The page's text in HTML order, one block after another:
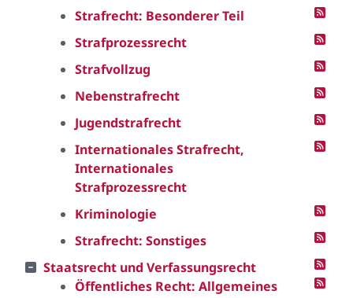
Strafrecht: Besonderer Teil
Strafprozessrecht
Strafvollzug
Nebenstrafrecht
Jugendstrafrecht
Internationales Strafrecht,
Internationales
Strafprozessrecht
Kriminologie
Strafrecht: Sonstiges
Staatsrecht und Verfassungsrecht
Öffentliches Recht: Allgemeines